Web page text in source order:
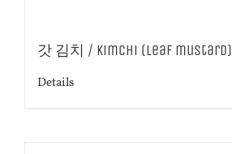
갓 김치 / Kimchi (Leaf mustard)
Details